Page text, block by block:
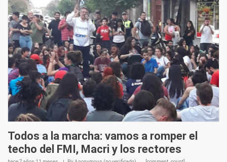
Todos a la marcha: vamos a romper el
techo del FMI, Macri y los rectores